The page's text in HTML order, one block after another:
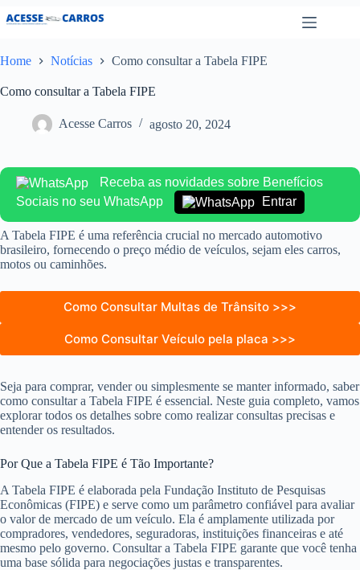
Pular
para
conteúdo
Home Notícias Como consultar a Tabela FIPE
Como consultar a Tabela FIPE
Acesse Carros agosto 20, 2024
Receba as novidades sobre Benefícios
Sociais no seu WhatsApp
Entrar
A Tabela FIPE é uma referência crucial no mercado automotivo
brasileiro, fornecendo o preço médio de veículos, sejam eles carros,
motos ou caminhões.
Como Consultar Multas de Trânsito >>>
Como Consultar Veículo pela placa >>>
Seja para comprar, vender ou simplesmente se manter informado, saber
como consultar a Tabela FIPE é essencial. Neste guia completo, vamos
explorar todos os detalhes sobre como realizar consultas precisas e
entender os resultados.
Por Que a Tabela FIPE é Tão Importante?
A Tabela FIPE é elaborada pela Fundação Instituto de Pesquisas
Econômicas (FIPE) e serve como um parâmetro confiável para avaliar
o valor de mercado de um veículo. Ela é amplamente utilizada por
compradores, vendedores, seguradoras, instituições financeiras e até
mesmo pelo governo. Consultar a Tabela FIPE garante que você tenha
uma base sólida para negociações justas e transparentes.